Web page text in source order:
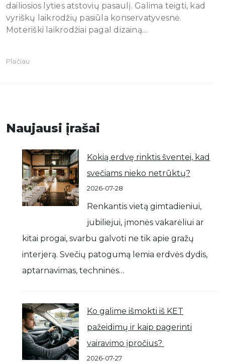
dailiosios lyties atstovių pasaulį. Galima teigti, kad
vyriškų laikrodžių pasiūla konservatyvesnė.
Moteriški laikrodžiai pagal dizainą…
Plačiau
Naujausi įrašai
Kokią erdvę rinktis šventei, kad
svečiams nieko netrūktų?
2026-07-28
Renkantis vietą gimtadieniui,
jubiliejui, įmonės vakarėliui ar
kitai progai, svarbu galvoti ne tik apie gražų
interjerą. Svečių patogumą lemia erdvės dydis,
aptarnavimas, techninės…
Ko galime išmokti iš KET
pažeidimų ir kaip pagerinti
vairavimo įpročius?
2026-07-27